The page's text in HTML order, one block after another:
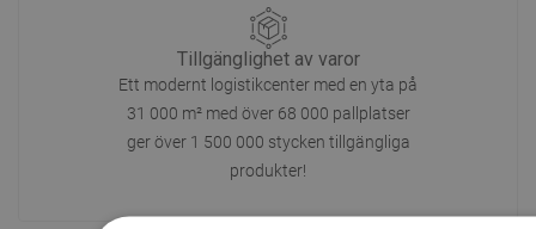
Tillgänglighet av varor
Ett modernt logistikcenter med en yta på
31 000 m² med över 68 000 pallplatser
ger över 1 500 000 stycken tillgängliga
produkter!